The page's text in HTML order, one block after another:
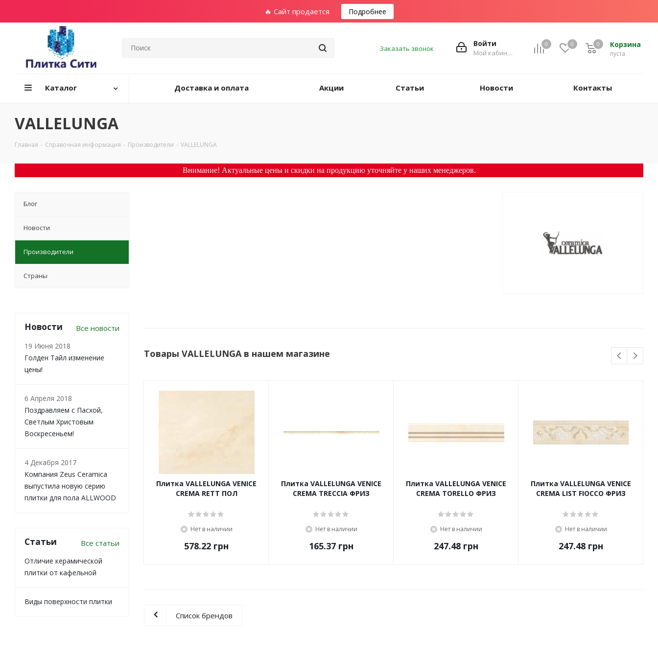
🔥 Сайт продается Подробнее
0 0 Корзина
пуста
0
Войти
Мой кабинет
Заказать звонок
Каталог Доставка и оплата Акции Статьи Новости Контакты
VALLELUNGA
Главная - Справочная информация - Производители - VALLELUNGA
Внимание! Актуальные цены и скидки на продукцию уточняйте у наших менеджеров.
Товары VALLELUNGA в нашем магазине
Плитка VALLELUNGA VENICE
CREMA RETT ПОЛ
Нет в наличии
578.22 грн
Плитка VALLELUNGA VENICE
CREMA TRECCIA ФРИЗ
Нет в наличии
165.37 грн
Плитка VALLELUNGA VENICE
CREMA TORELLO ФРИЗ
Нет в наличии
247.48 грн
Плитка VALLELUNGA VENICE
CREMA LIST FIOCCO ФРИЗ
Нет в наличии
247.48 грн
Список брендов
Блог
Новости
Производители
Страны
Новости Все новости
19 Июня 2018
Голден Тайл изменение
цены!
6 Апреля 2018
Поздравляем с Пасхой,
Светлым Христовым
Воскресеньем!
4 Декабря 2017
Компания Zeus Ceramica
выпустила новую серию
плитки для пола ALLWOOD
Статьи Все статьи
Отличие керамической
плитки от кафельной
Виды поверхности плитки